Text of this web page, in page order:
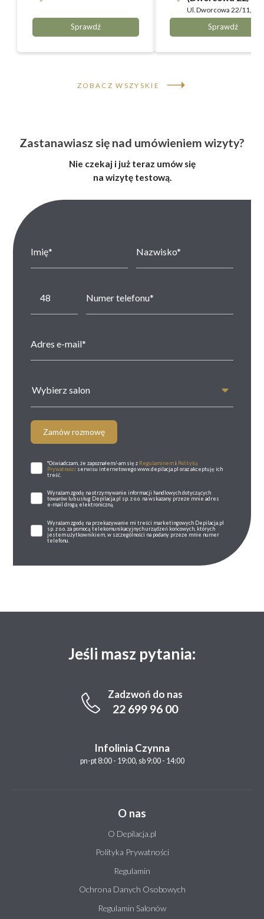
Sprawdź
Ul. Dworcowa 22/11,
Bydgoszcz
Sprawdź
ZOBACZ WSZYSKIE
Zastanawiasz się nad umówieniem wizyty?
Nie czekaj i już teraz umów się
na wizytę testową.
Wybierz salon
Zamów rozmowę
*Oświadczam, że zapoznałem/-am się z Regulaminemi Polityką
Prywatności serwisu internetowego www.depilacja.pl oraz akceptuję ich
treść.
Wyrażam zgodę na otrzymywanie informacji handlowych dotyczących
towarów lub usług Depilacja.pl sp. z o.o. na wskazany przeze mnie adres
e-mail drogą elektroniczną.
Wyrażam zgodę na przekazywanie mi treści marketingowych Depilacja.pl
sp. z o.o. za pomocą telekomunikacyjnych urządzeń końcowych, których
jestem użytkownikiem, w szczególności na podany przeze mnie numer
telefonu.
Jeśli masz pytania:
Zadzwoń do nas
22 699 96 00
Infolinia Czynna
pn-pt 8:00 - 19:00, sb 9:00 - 14:00
O nas
O Depilacja.pl
Polityka Prywatności
Regulamin
Ochrona Danych Osobowych
Regulamin Salonów